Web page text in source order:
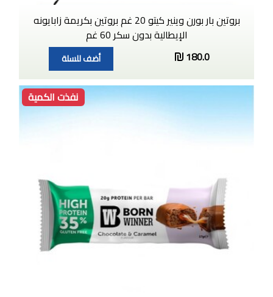
بروتين بار بورن وينير كيتو 20 غم بروتين بكريمة زابايونه
الإيطالية بدون سكر 60 غم
180.0
أضف للسلة
نفذت الكمية